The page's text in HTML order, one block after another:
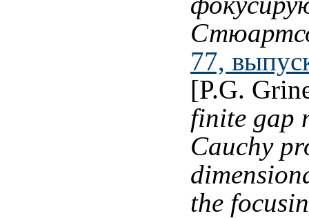
77,
[P.G.
finite gap
Cauchy
the